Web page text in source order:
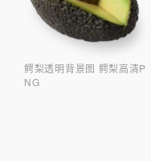
鳄梨透明背景图 鳄梨高清P
NG